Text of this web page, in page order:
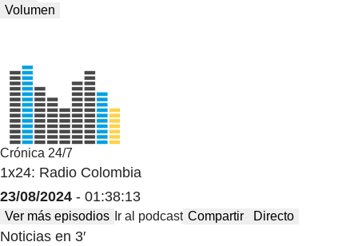
Volumen
Crónica 24/7
1x24: Radio Colombia
23/08/2024 - 01:38:13
Ver más episodios Ir al podcast Compartir Directo
Noticias en 3′